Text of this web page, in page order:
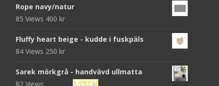
Rope navy/natur
85 Views 400 kr
Fluffy heart beige - kudde i fuskpäls
84 Views 250 kr
Sarek mörkgrå - handvävd ullmatta
82 Views
Det
1 737 krDet